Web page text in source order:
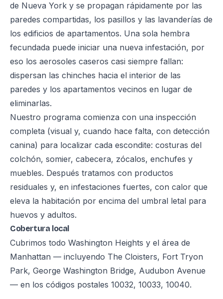
de Nueva York y se propagan rápidamente por las
paredes compartidas, los pasillos y las lavanderías de
los edificios de apartamentos. Una sola hembra
fecundada puede iniciar una nueva infestación, por
eso los aerosoles caseros casi siempre fallan:
dispersan las chinches hacia el interior de las
paredes y los apartamentos vecinos en lugar de
eliminarlas.
Nuestro programa comienza con una inspección
completa (visual y, cuando hace falta, con detección
canina) para localizar cada escondite: costuras del
colchón, somier, cabecera, zócalos, enchufes y
muebles. Después tratamos con productos
residuales y, en infestaciones fuertes, con calor que
eleva la habitación por encima del umbral letal para
huevos y adultos.
Cobertura local
Cubrimos todo Washington Heights y el área de
Manhattan — incluyendo The Cloisters, Fort Tryon
Park, George Washington Bridge, Audubon Avenue
— en los códigos postales 10032, 10033, 10040.